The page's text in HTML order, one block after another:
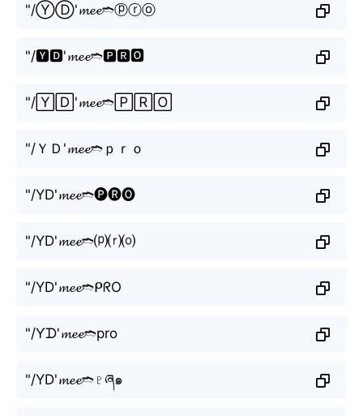
"/ⓎⒹ'𝓶𝓮𝓮➬ⓟⓡⓞ
"/🆈🅳'𝓶𝓮𝓮➬🅿🆁🅾
"/🅈🄳'𝓶𝓮𝓮➬🄿🅁🄾
"/ＹＤ'𝓶𝓮𝓮➬ｐｒｏ
"/YD'𝓶𝓮𝓮➬🅟🅡🅞
"/YD'𝓶𝓮𝓮➬⒫⒭⒪
"/YD'𝓶𝓮𝓮➬ᑭᖇO
"/Ƴᗪ'𝓶𝓮𝓮➬pro
"/YD'𝓶𝓮𝓮➬♇ཞ๑